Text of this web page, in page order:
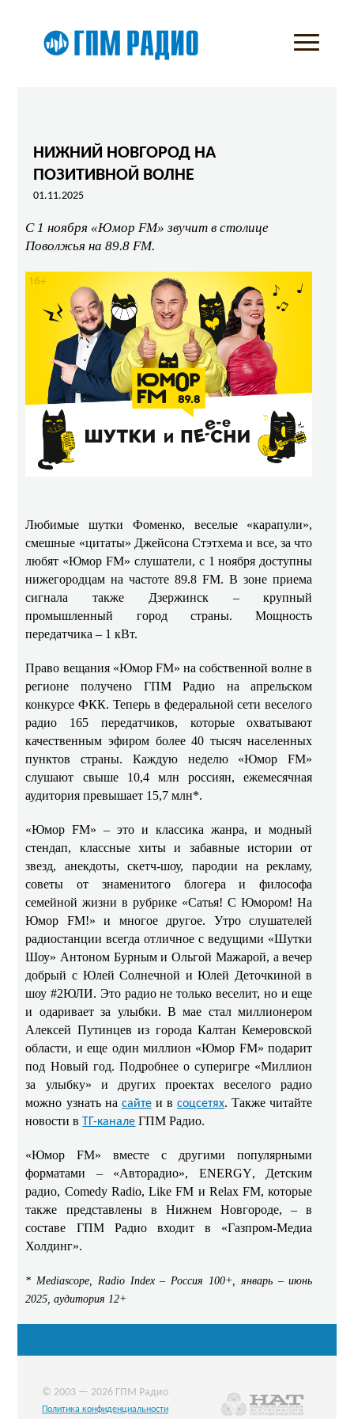
НИЖНИЙ НОВГОРОД НА
ПОЗИТИВНОЙ ВОЛНЕ
01.11.2025
С 1 ноября «ЮморFM» звучит в столице
Поволжья на 89.8FM.
Любимые шутки Фоменко, веселые «карапули»,
смешные «цитаты» Джейсона Стэтхема и все, за что
любят «ЮморFM» слушатели, с 1 ноября доступны
нижегородцам на частоте 89.8 FM. В зоне приема
сигнала также Дзержинск – крупный
промышленный город страны. Мощность
передатчика – 1 кВт.
Право вещания «Юмор FM» на собственной волне в
регионе получено ГПМ Радио на апрельском
конкурсе ФКК. Теперь в федеральной сети веселого
радио 165 передатчиков, которые охватывают
качественным эфиром более 40 тысяч населенных
пунктов страны. Каждую неделю «ЮморFM»
слушают свыше 10,4 млн россиян, ежемесячная
аудитория превышает 15,7 млн*.
«ЮморFM» – это иклассика жанра, и модный
стендап, классные хиты и забавные истории от
звезд, анекдоты, скетч-шоу, пародии на рекламу,
советы от знаменитого блогера и философа
семейной жизни в рубрике «Сатья! С Юмором! На
Юмор FM!» и многое другое. Утро слушателей
радиостанции всегда отличное с ведущими «Шутки
Шоу» Антоном Бурным и Ольгой Мажарой, а вечер
добрый с Юлей Солнечной и Юлей Деточкиной в
шоу #2ЮЛИ. Это радио не только веселит, но и еще
и одаривает за улыбки. В мае стал миллионером
Алексей Путинцев из города Калтан Кемеровской
области, и еще один миллион «Юмор FM» подарит
под Новый год. Подробнее о суперигре «Миллион
за улыбку» и других проектах веселого радио
можно узнать на сайтеи всоцсетях. Также читайте
новости вТГ-канале ГПМ Радио.
«Юмор FM» вместе с другими популярными
форматами – «Авторадио», ENERGY, Детским
радио, Comedy Radio, Like FM и RelaxFM, которые
также представлены в Нижнем Новгороде, – в
составе ГПМ Радио входит в «Газпром-Медиа
Холдинг».
* Mediascope, Radio Index – Россия 100+, январь – июнь
2025, аудитория 12+
© 2003 — 2026 ГПМ Радио
Политика конфиденциальности